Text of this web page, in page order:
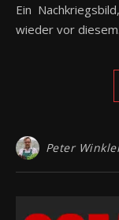
Ein
wieder vor
Peter